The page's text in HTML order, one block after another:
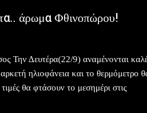
άρωμα Φθινοπώρου!
Δευτέρα(22/9) αναμένονται
ηλιοφάνεια και το θερμόμετρο
θα φτάσουν το μεσημέρι στις